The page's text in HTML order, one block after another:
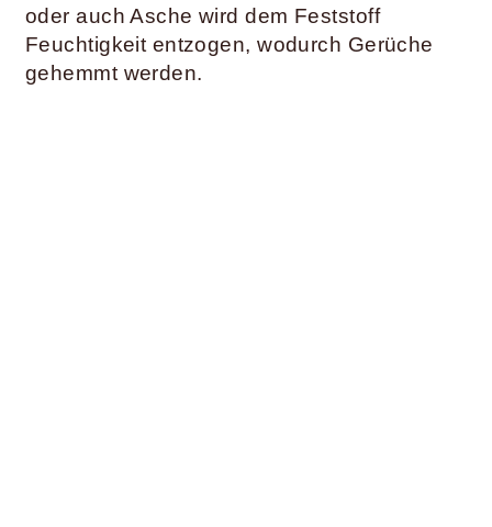
oder auch Asche wird dem Feststoff
Feuchtigkeit entzogen, wodurch Gerüche
gehemmt werden.